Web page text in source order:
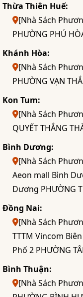
Thừa Thiên Huế:
[Nhà Sách
PHƯỜNG PHÚ
Khánh Hòa:
[Nhà Sách
PHƯỜNG VẠN
Kon Tum:
[Nhà Sách
QUYẾT THẮNG
Bình Dương:
[Nhà Sách
Aeon mall Bình
Dương PHƯỜNG
Đồng Nai:
[Nhà Sách
TTTM Vincom
Phố 2 PHƯỜNG
Bình Thuận:
[Nhà Sách